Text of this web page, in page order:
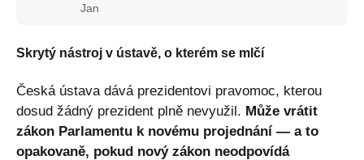
Jan
Skrytý nástroj v ústavě, o kterém se mlčí
Česká ústava dává prezidentovi pravomoc, kterou
dosud žádný prezident plně nevyužil. Může vrátit
zákon Parlamentu k novému projednání — a to
opakovaně, pokud nový zákon neodpovídá